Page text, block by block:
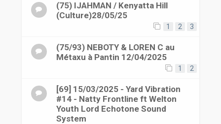
(75) IJAHMAN / Kenyatta Hill
(Culture)28/05/25
1 2 3
(75/93) NEBOTY & LOREN C au
Métaxu à Pantin 12/04/2025
1 2
[69] 15/03/2025 - Yard Vibration
#14 - Natty Frontline ft Welton
Youth Lord Echotone Sound
System